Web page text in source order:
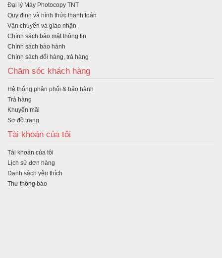
Đại lý Máy Photocopy TNT
Quy định và hình thức thanh toán
Vận chuyển và giao nhận
Chính sách bảo mật thông tin
Chính sách bảo hành
Chính sách đổi hàng, trả hàng
Chăm sóc khách hàng
Hệ thống phân phối & bảo hành
Trả hàng
Khuyến mãi
Sơ đồ trang
Tài khoản của tôi
Tài khoản của tôi
Lịch sử đơn hàng
Danh sách yêu thích
Thư thông báo